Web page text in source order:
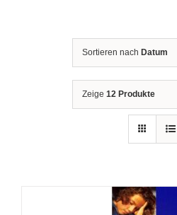
Sortieren nach Datum
Zeige 12 Produkte